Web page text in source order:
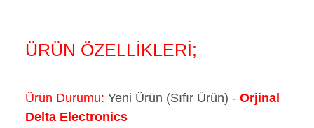
ÜRÜN ÖZELLİKLERİ;
Ürün Durumu: Yeni Ürün (Sıfır Ürün) - Orjinal
Delta Electronics